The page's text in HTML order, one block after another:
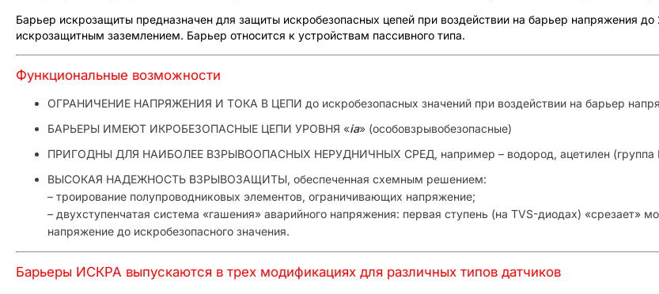
Барьер искрозащиты предназначен для защиты искробезопасных цепей при воздействии на барьер напряжения
искрозащитным заземлением. Барьер относится к устройствам пассивного типа.
Функциональные возможности
ОГРАНИЧЕНИЕ НАПРЯЖЕНИЯ И ТОКА В ЦЕПИ до искробезопасных значений при воздействии на барьер
БАРЬЕРЫ ИМЕЮТ ИКРОБЕЗОПАСНЫЕ ЦЕПИ УРОВНЯ «ia» (особовзрывобезопасные)
ПРИГОДНЫ ДЛЯ НАИБОЛЕЕ ВЗРЫВООПАСНЫХ НЕРУДНИЧНЫХ СРЕД, например – водород, ацетилен (группа
ВЫСОКАЯ НАДЕЖНОСТЬ ВЗРЫВОЗАЩИТЫ, обеспеченная схемным решением:
– троирование полупроводниковых элементов, ограничивающих напряжение;
– двухступенчатая система «гашения» аварийного напряжения: первая ступень (на TVS-диодах) «срезает»
напряжение до искробезопасного значения.
Барьеры ИСКРА выпускаются в трех модификациях для различных типов датчиков